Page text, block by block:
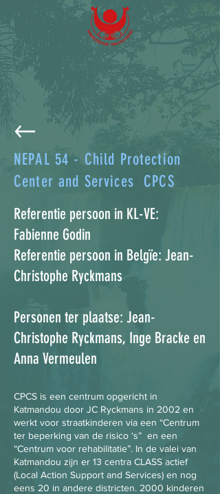
NEPAL 54 - Child Protection
Center and Services CPCS
Referentie persoon in KL-VE:
Fabienne Godin
Referentie persoon in Belgïe: Jean-
Christophe Ryckmans
Personen ter plaatse: Jean-
Christophe Ryckmans, Inge Bracke en
Anna Vermeulen
CPCS is een centrum opgericht in
Katmandou door JC Ryckmans in 2002 en
werkt voor straatkinderen via een “Centrum
ter beperking van de risico ‘s” en een
“Centrum voor rehabilitatie”. In de valei van
Katmandou zijn er 13 centra CLASS actief
(Local Action Support and Services) en nog
eens 20 in andere districten. 2000 kinderen